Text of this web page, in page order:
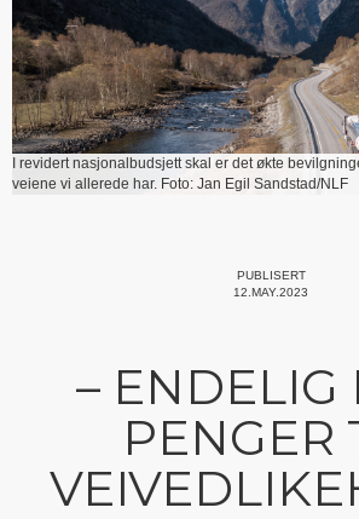
I revidert nasjonalbudsjett skal er det økte
veiene vi allerede har. Foto: Jan Egil Sandstad/NLF
PUBLISERT
12.MAY.2023
– ENDELIG
PENGER